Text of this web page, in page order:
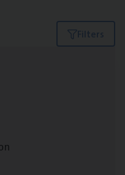
Filters
— Soci­al